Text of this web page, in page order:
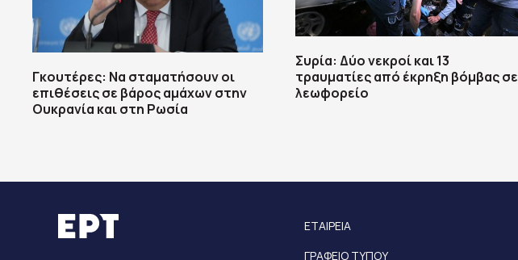
Γκουτέρες: Να σταματήσουν οι
επιθέσεις σε βάρος αμάχων στην
Ουκρανία και στη Ρωσία
Συρία: Δύο νεκροί και 13
τραυματίες από έκρηξη βόμβας σε
λεωφορείο
ΕΤΑΙΡΕΙΑ
ΓΡΑΦΕΙΟ ΤΥΠΟΥ